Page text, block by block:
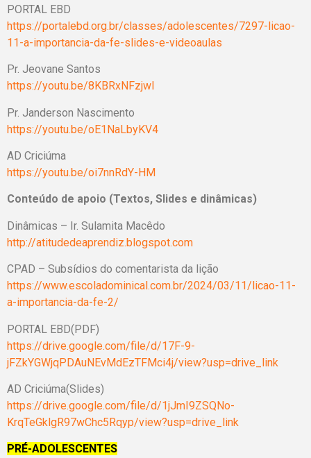
PORTAL EBD
https://portalebd.org.br/classes/adolescentes/7297-licao-
11-a-importancia-da-fe-slides-e-videoaulas
Pr. Jeovane Santos
https://youtu.be/8KBRxNFzjwI
Pr. Janderson Nascimento
https://youtu.be/oE1NaLbyKV4
AD Criciúma
https://youtu.be/oi7nnRdY-HM
Conteúdo de apoio (Textos, Slides e dinâmicas)
Dinâmicas – Ir. Sulamita Macêdo
http://atitudedeaprendiz.blogspot.com
CPAD – Subsídios do comentarista da lição
https://www.escoladominical.com.br/2024/03/11/licao-11-
a-importancia-da-fe-2/
PORTAL EBD(PDF)
https://drive.google.com/file/d/17F-9-
jFZkYGWjqPDAuNEvMdEzTFMci4j/view?usp=drive_link
AD Criciúma(Slides)
https://drive.google.com/file/d/1jJmI9ZSQNo-
KrqTeGklgR97wChc5Rqyp/view?usp=drive_link
PRÉ-ADOLESCENTES